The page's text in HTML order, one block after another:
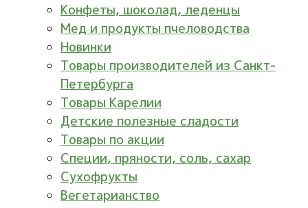
Конфеты, шоколад, леденцы
Мед и продукты пчеловодства
Новинки
Товары производителей из Санкт-
Петербурга
Товары Карелии
Детские полезные сладости
Товары по акции
Специи, пряности, соль, сахар
Сухофрукты
Вегетарианство